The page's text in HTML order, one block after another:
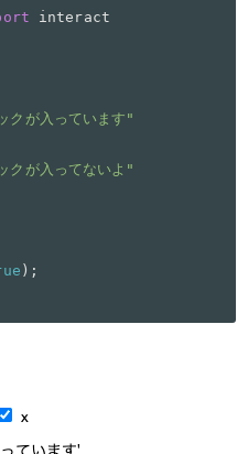
interact
クが入っています"
クが入ってないよ"
);